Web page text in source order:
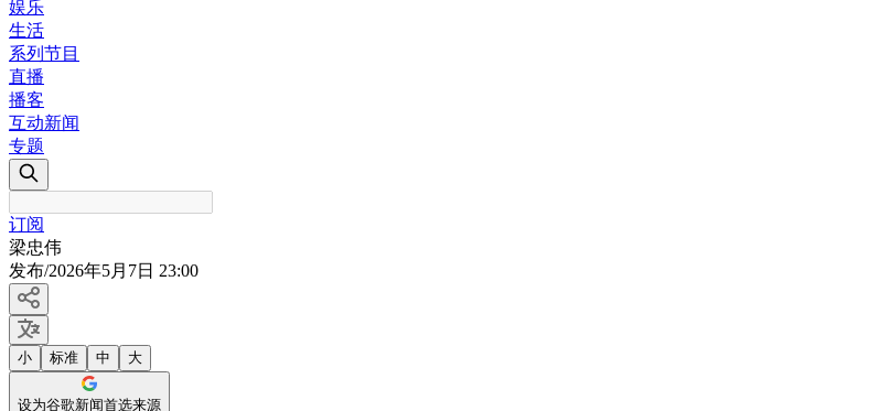
娱乐
生活
系列节目
直播
播客
互动新闻
专题
订阅
梁忠伟
发布/2026年5月7日 23:00
小 标准 中 大
设为谷歌新闻首选来源